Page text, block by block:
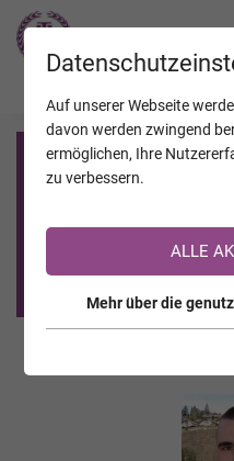
Registrierung
Sie sind noch nicht
>> zur
Auf unserer Webseite
davon werden zwingend
ermöglichen, Ihre
zu verbessern.
ALLE
Mehr über die
JAHRESTAGE